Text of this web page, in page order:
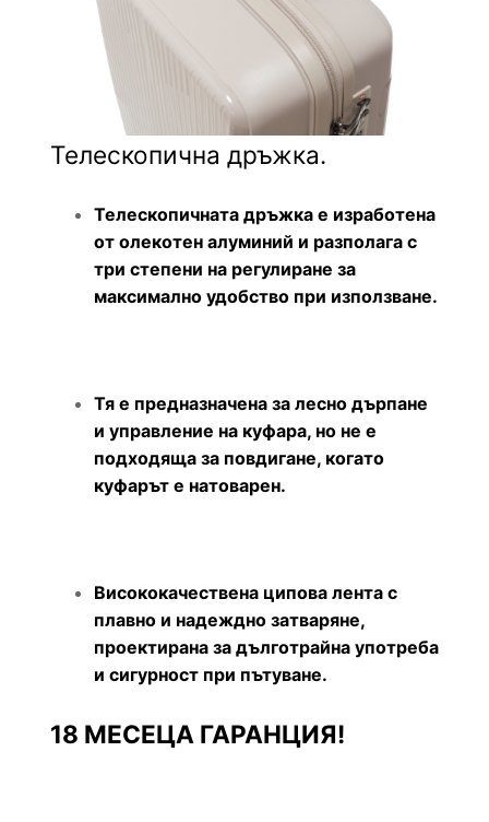
Телескопична дръжка.
Телескопичната дръжка е изработена
от олекотен алуминий и разполага с
три степени на регулиране за
максимално удобство при използване.
Тя е предназначена за лесно дърпане
и управление на куфара, но не е
подходяща за повдигане, когато
куфарът е натоварен.
Висококачествена ципова лента с
плавно и надеждно затваряне,
проектирана за дълготрайна употреба
и сигурност при пътуване.
18 МЕСЕЦА ГАРАНЦИЯ!